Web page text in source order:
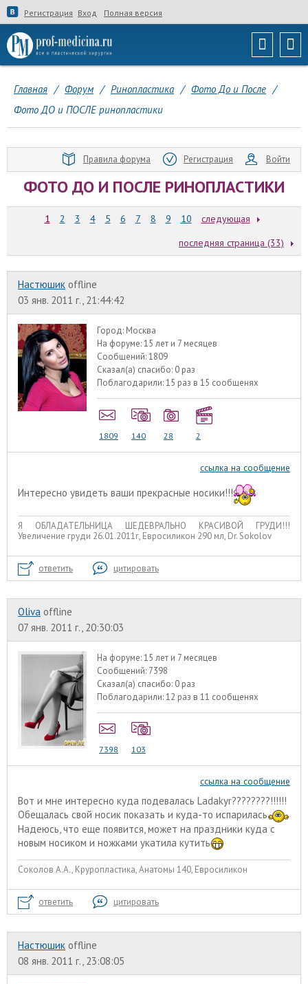
Регистрация Вход Полная версия
Главная / Форум / Ринопластика / Фото До и После /
Фото ДО и ПОСЛЕ ринопластики
Правила форума Регистрация Войти
ФОТО ДО И ПОСЛЕ РИНОПЛАСТИКИ
1 2 3 4 5 6 7 8 9 10
следующая
последняя страница (33)
Настюшик offline
03 янв. 2011 г., 21:44:42
Город: Москва
На форуме:15 лет и 7 месяцев
Сообщений:1809
Сказал(а) спасибо: 0 раз
Поблагодарили:15 раз в 15 сообщенях
1809 140 28 2
ссылка на сообщение
Интересно увидеть ваши прекрасные носики!!!
Я ОБЛАДАТЕЛЬНИЦА ШЕДЕВРАЛЬНО КРАСИВОЙ ГРУДИ!!!
Увеличение груди 26.01.2011г, Евросиликон 290 мл, Dr. Sokolov
ответить цитировать
Oliva offline
07 янв. 2011 г., 20:30:03
На форуме:15 лет и 7 месяцев
Сообщений: 7398
Сказал(а) спасибо: 0 раз
Поблагодарили:12 раз в 11 сообщенях
7398 103
ссылка на сообщение
Вот и мне интересно куда подевалась Ladakyr????????!!!!!!
Обещалась свой носик показать и куда-то испарилась
Надеюсь, что еще появится, может на праздники куда с
новым носиком и ножками укатила кутить
Соколов А.А., Круропластика, Анатомы 140, Евросиликон
ответить цитировать
Настюшик offline
08 янв. 2011 г., 23:08:05